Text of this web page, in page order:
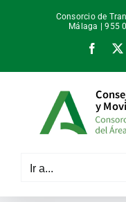
Consorcio de
Málaga | 955
X
Ir a...